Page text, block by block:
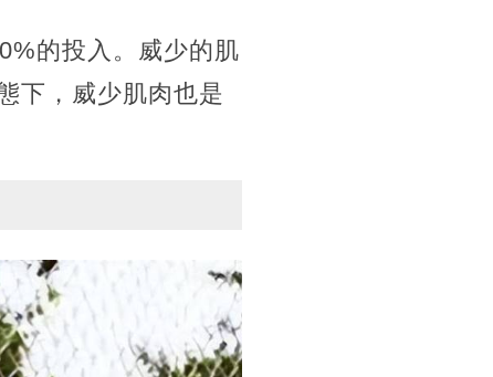
的投入。威少的肌
下，威少肌肉也是